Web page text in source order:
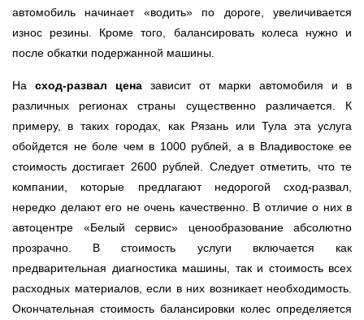
автомобиль начинает «водить» по дороге, увеличивается
износ резины. Кроме того, балансировать колеса нужно и
после обкатки подержанной машины.
На сход-развал цена зависит от марки автомобиля и в
различных регионах страны существенно различается. К
примеру, в таких городах, как Рязань или Тула эта услуга
обойдется не боле чем в 1000 рублей, а в Владивостоке ее
стоимость достигает 2600 рублей. Следует отметить, что те
компании, которые предлагают недорогой сход-развал,
нередко делают его не очень качественно. В отличие о них в
автоцентре «Белый сервис» ценообразование абсолютно
прозрачно. В стоимость услуги включается как
предварительная диагностика машины, так и стоимость всех
расходных материалов, если в них возникает необходимость.
Окончательная стоимость балансировки колес определяется